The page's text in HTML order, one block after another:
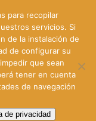
para recopilar
servicios. Si
de la instalación de
de configurar su
que sean
tener en cuenta
de navegación
de privacidad